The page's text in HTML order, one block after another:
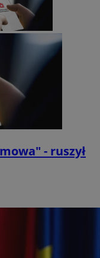
- ruszył